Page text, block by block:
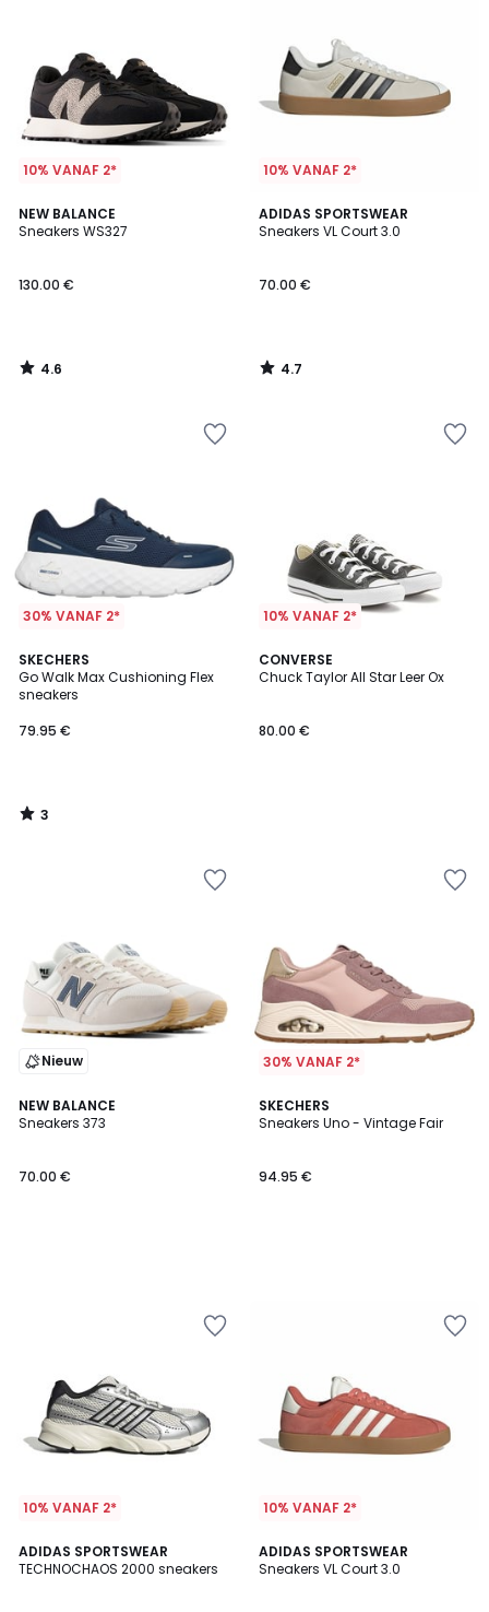
10% VANAF 2*
NEW BALANCE
Sneakers WS327
130.00 €
4.6
/ 5
4.6
/
10% VANAF 2*
ADIDAS SPORTSWEAR
Sneakers VL Court 3.0
70.00 €
4.7
/ 5
4.7
/
30% VANAF 2*
SKECHERS
Go Walk Max Cushioning Flex
sneakers
79.95 €
3
/
5
3
/
10% VANAF 2*
CONVERSE
Chuck Taylor All Star Leer Ox
80.00 €
Nieuw
NEW BALANCE
Sneakers 373
70.00 €
30% VANAF 2*
SKECHERS
Sneakers Uno - Vintage Fair
94.95 €
10% VANAF 2*
ADIDAS SPORTSWEAR
TECHNOCHAOS 2000 sneakers
4.7
/ 5
10% VANAF 2*
ADIDAS SPORTSWEAR
Sneakers VL Court 3.0
4.8
/ 5
5
Kleuren